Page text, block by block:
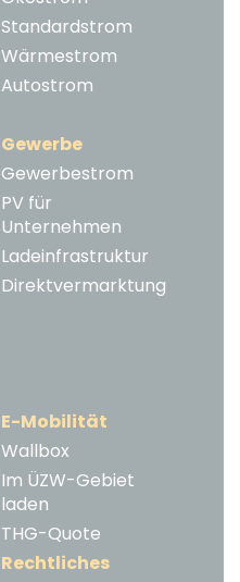
Standardstrom
Wärmestrom
Autostrom
Gewerbe
Gewerbestrom
PV für
Unternehmen
Ladeinfrastruktur
Direktvermarktung
E-Mobilität
Wallbox
Im ÜZW-Gebiet
laden
THG-Quote
Rechtliches